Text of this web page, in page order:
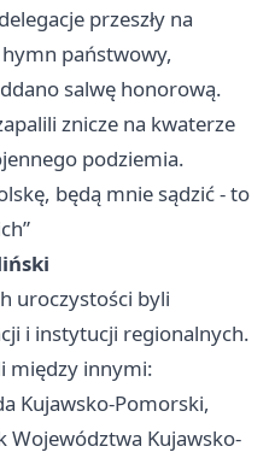
przeszły na
państwowy,
salwę honorową.
znicze na kwaterze
podziemia.
będą mnie sądzić - to
uroczystości byli
i instytucji regionalnych.
między innymi:
Kujawsko-Pomorski,
Województwa Kujawsko-